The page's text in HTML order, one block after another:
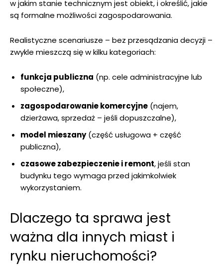
w jakim stanie technicznym jest obiekt, i określić, jakie
są formalne możliwości zagospodarowania.
Realistyczne scenariusze – bez przesądzania decyzji –
zwykle mieszczą się w kilku kategoriach:
funkcja publiczna (np. cele administracyjne lub
społeczne),
zagospodarowanie komercyjne (najem,
dzierżawa, sprzedaż – jeśli dopuszczalne),
model mieszany(część usługowa + część
publiczna),
czasowe zabezpieczenie i remont, jeśli stan
budynku tego wymaga przed jakimkolwiek
wykorzystaniem.
Dlaczego ta sprawa jest
ważna dla innych miast i
rynku nieruchomości?